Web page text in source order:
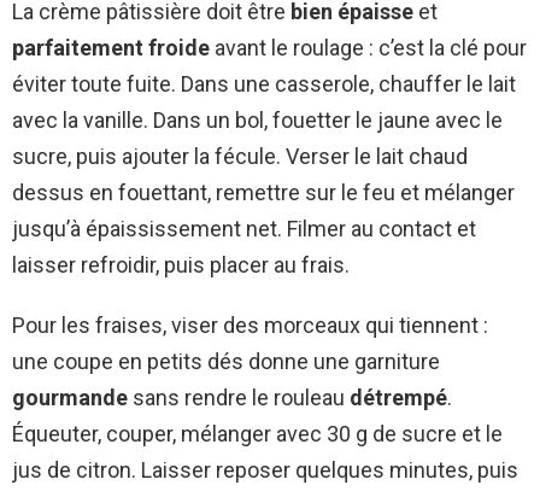
La crème pâtissière doit être bien épaisse et
parfaitement froide avant le roulage : c’est la clé pour
éviter toute fuite. Dans une casserole, chauffer le lait
avec la vanille. Dans un bol, fouetter le jaune avec le
sucre, puis ajouter la fécule. Verser le lait chaud
dessus en fouettant, remettre sur le feu et mélanger
jusqu’à épaississement net. Filmer au contact et
laisser refroidir, puis placer au frais.
Pour les fraises, viser des morceaux qui tiennent :
une coupe en petits dés donne une garniture
gourmande sans rendre le rouleau détrempé.
Équeuter, couper, mélanger avec 30 g de sucre et le
jus de citron. Laisser reposer quelques minutes, puis